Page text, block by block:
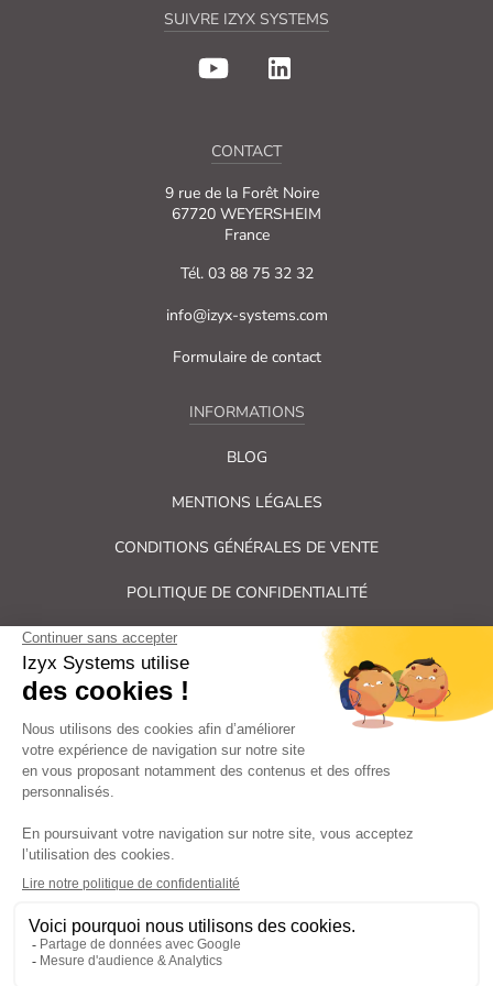
SUIVRE IZYX SYSTEMS
CONTACT
9 rue de la Forêt Noire
67720 WEYERSHEIM
France
Tél. 03 88 75 32 32
info@izyx-systems.com
Formulaire de contact
INFORMATIONS
BLOG
MENTIONS LÉGALES
CONDITIONS GÉNÉRALES DE VENTE
POLITIQUE DE CONFIDENTIALITÉ
Tous droits réservés Izyx Systems ©
Contrôle des accès et verrouillage de porte : serrure électrique,
gâche électrique, ventouse électromagnétique